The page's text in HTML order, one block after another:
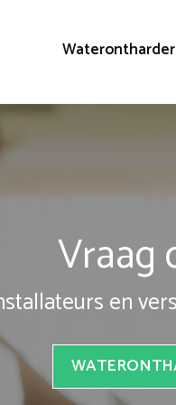
Waterontharder
Vraag
en